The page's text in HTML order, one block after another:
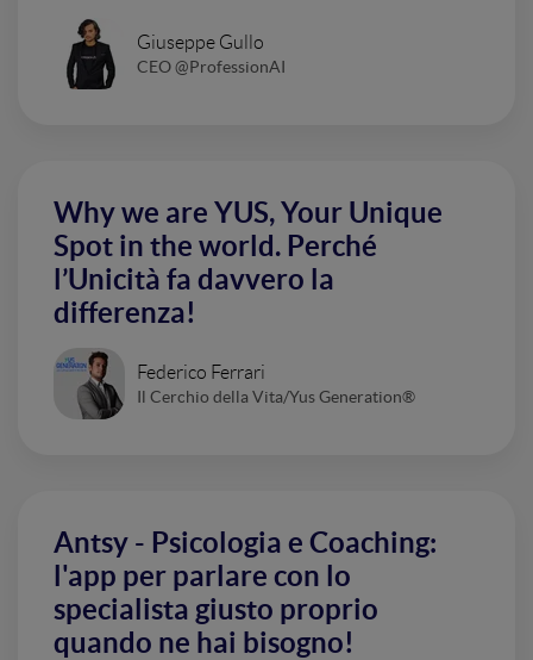
Giuseppe Gullo
CEO @ProfessionAI
Why we are YUS, Your Unique
Spot in the world. Perché
l’Unicità fa davvero la
differenza!
Federico Ferrari
Il Cerchio della Vita/Yus Generation®
Antsy - Psicologia e Coaching:
l'app per parlare con lo
specialista giusto proprio
quando ne hai bisogno!